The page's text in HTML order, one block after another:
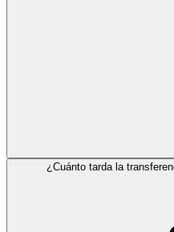
¿Cuánto tarda la